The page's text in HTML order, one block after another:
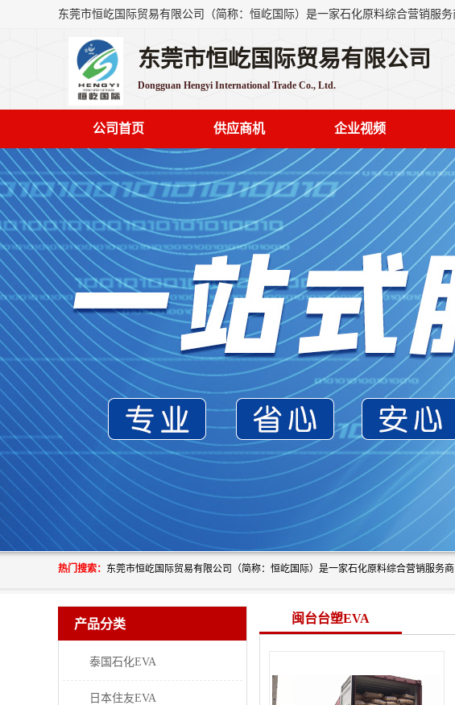
东莞市恒屹国际贸易有限公司
Dongguan Hengyi International Trade Co., Ltd.
公司首页 供应商机 企业视频
热门搜索：
产品分类
泰国石化EVA
日本住友EVA
闽台台塑EVA